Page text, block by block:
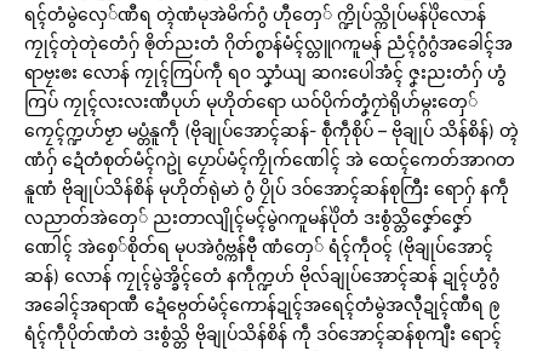
ရၚ်တံမွဲလှေ်ဏီရ တ္ၚဲဏံမုအဲမိက်ဂွံ ဟီုတှေ် က္ဍိုပ်သ္ကိုပ်မန်ပိုဲလောန်
ကၠုၚ်တုဲတုဲတေံဂှ် ၜိုတ်ညးတံ ဂိုတ်ဂ္စာန်မံၚ်လ္တူဂကူမန် ညံၚ်ဂွံဂွံအခေါၚ်အ
ရာဗၠးၜး လောန် ကၠုၚ်ကြပ်ကဵု ရ၀ သၞာံယျ ဆဂးပေါဲအံၚ် ဇၞးညးတံဂှ် ဟွံ
ကြပ် ကၠုၚ်လးလးဏီပုဟ် မုဟိုတ်ရော ယဝ်ပိုက်တၞံဂၠာဲရိုဟ်မ္ဂးတှေ်
ကၠေၚ်က္ဍဟ်ဗၟာ မပ္တံနူကဵု (ဗိုချုပ်အောၚ်ဆန်- စဵုကဵုစိုပ် – ဗိုချုပ် သိန်စိန်) တ္ၚဲ
ဏံဂှ် ဍေံတံစုတ်မံၚ်ဂဥုဲ ပၠောပ်မံၚ်ကၠိုက်ဏေါၚ် အဲ ထေၚ်ကေတ်အာဂတ
နူဏံ ဗိုချုပ်သိန်စိန် မုဟိုတ်ရုဲမာဲ ဂွံ ပၠိုပ် ဒဝ်အောၚ်ဆန်စုကြီး ရောဂှ် နကဵု
လညာတ်အဲတှေ် ညးတာလျိုၚ်မၚ်မွဲဂကူမန်ပိုဲတံ ဒးစွံသ္တိဇၞော်ဇၞော်
ဏေါၚ် အဲစှေ်စိုတ်ရ မုပအဲဂွံဗ္ကန်ဗီု ဏံတှေ် ရံၚ်ကဵုဝၚ် (ဗိုချုပ်အောၚ်
ဆန်) လောန် ကၠုၚ်မွဲအ္ခိၚ်တေံ နကဵုက္ဍဟ် ဗိုလ်ချုပ်အောၚ်ဆန် ဍုၚ်ဟွံဂွံ
အခေါၚ်အရာဏီ ဍေံဗ္ဂေတ်မံၚ်ကောန်ဍုၚ်အရေၚ်တံမွဲအလီုဍုၚ်ဏီရ ဨ
ရံၚ်ကဵုပိုတ်ဏံတဲ ဒးစွံသ္တိ ဗိုချုပ်သိန်စိန် ကဵု ဒဝ်အောၚ်ဆန်စုကျီး ရောၚ်